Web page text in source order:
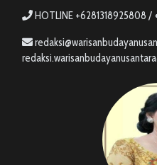
HOTLINE +6281318925808 /